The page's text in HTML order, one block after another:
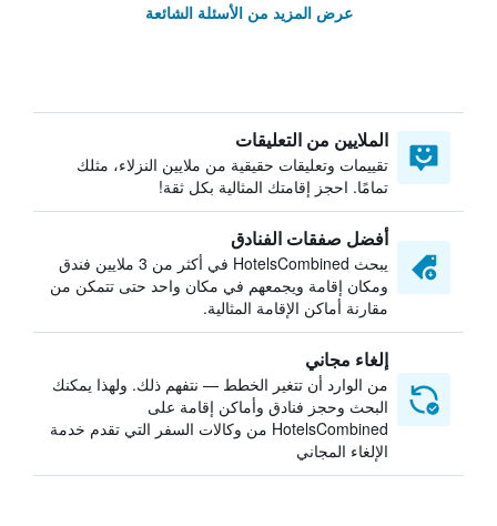
عرض المزيد من الأسئلة الشائعة
الملايين من التعليقات
تقييمات وتعليقات حقيقية من ملايين النزلاء، مثلك
تمامًا. احجز إقامتك المثالية بكل ثقة!
أفضل صفقات الفنادق
يبحث HotelsCombined في أكثر من 3 ملايين فندق
ومكان إقامة ويجمعهم في مكان واحد حتى تتمكن من
مقارنة أماكن الإقامة المثالية.
إلغاء مجاني
من الوارد أن تتغير الخطط — نتفهم ذلك. ولهذا يمكنك
البحث وحجز فنادق وأماكن إقامة على
HotelsCombined من وكالات السفر التي تقدم خدمة
الإلغاء المجاني